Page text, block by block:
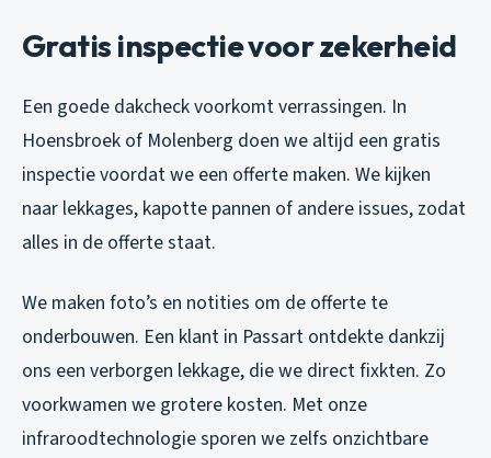
Gratis inspectie voor zekerheid
Een goede dakcheck voorkomt verrassingen. In
Hoensbroek of Molenberg doen we altijd een gratis
inspectie voordat we een offerte maken. We kijken
naar lekkages, kapotte pannen of andere issues, zodat
alles in de offerte staat.
We maken foto’s en notities om de offerte te
onderbouwen. Een klant in Passart ontdekte dankzij
ons een verborgen lekkage, die we direct fixkten. Zo
voorkwamen we grotere kosten. Met onze
infraroodtechnologie sporen we zelfs onzichtbare